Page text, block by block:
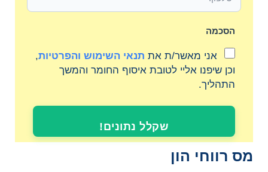
הסכמה
אני מאשר/ת את תנאי השימוש והפרטיות,
וכן שיפנו אליי לטובת איסוף החומר והמשך
התהליך.
שקלל נתונים!
מס רווחי הון